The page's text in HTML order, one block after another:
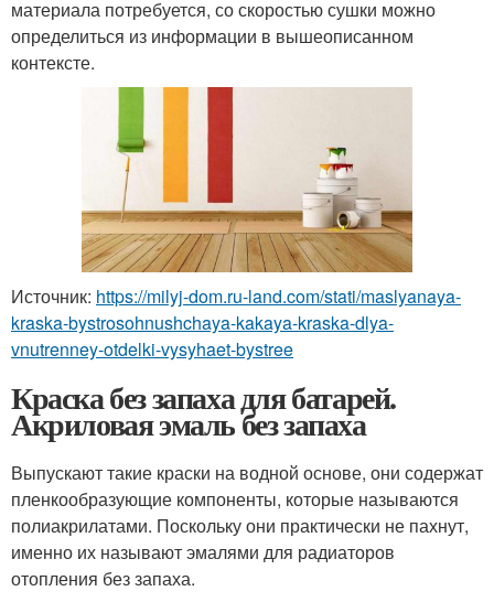
материала потребуется, со скоростью сушки можно
определиться из информации в вышеописанном
контексте.
Источник: https://milyj-dom.ru-land.com/stati/maslyanaya-
kraska-bystrosohnushchaya-kakaya-kraska-dlya-
vnutrenney-otdelki-vysyhaet-bystree
Краска без запаха для батарей.
Акриловая эмаль без запаха
Выпускают такие краски на водной основе, они содержат
пленкообразующие компоненты, которые называются
полиакрилатами. Поскольку они практически не пахнут,
именно их называют эмалями для радиаторов
отопления без запаха.